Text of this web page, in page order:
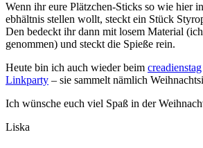
Wenn ihr eure Plätzchen-Sticks so wie hier
ebhältnis stellen wollt, steckt ein Stück
Den bedeckt ihr dann mit losem Material
genommen) und steckt die Spieße rein.
Heute bin ich auch wieder beim creadienstag
Linkparty – sie sammelt nämlich
Ich wünsche euch viel Spaß in der
Liska